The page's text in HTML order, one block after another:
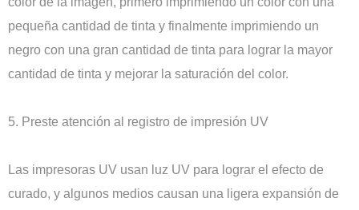
pequeña cantidad de tinta y finalmente imprimiendo un
negro con una gran cantidad de tinta para lograr la mayor
cantidad de tinta y mejorar la saturación del color.
5. Preste atención al registro de impresión UV
Las impresoras UV usan luz UV para lograr el efecto de
curado, y algunos medios causan una ligera expansión de